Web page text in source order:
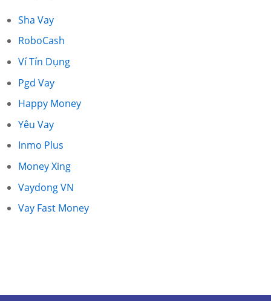
Sha Vay
RoboCash
Ví Tín Dụng
Pgd Vay
Happy Money
Yêu Vay
Inmo Plus
Money Xing
Vaydong VN
Vay Fast Money